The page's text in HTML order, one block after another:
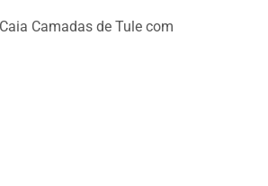
Camadas de Tule com